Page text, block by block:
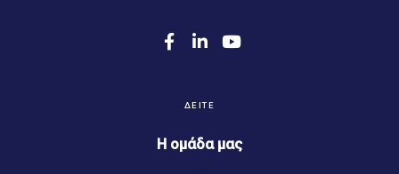
F
o
L
e
I
Y
e
ΔΕΊΤΕ
Η ομάδα μας